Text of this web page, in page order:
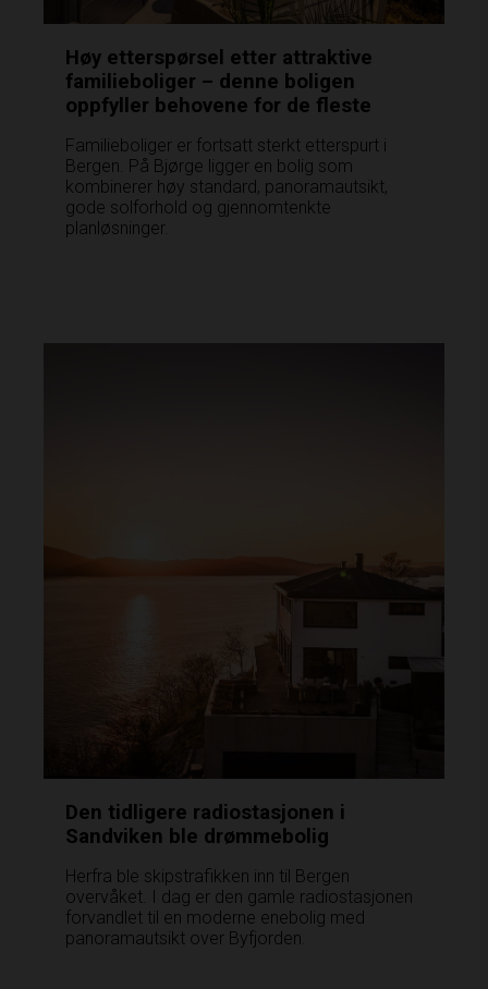
Høy etterspørsel etter attraktive
familieboliger – denne boligen
oppfyller behovene for de fleste
Familieboliger er fortsatt sterkt etterspurt i
Bergen. På Bjørge ligger en bolig som
kombinerer høy standard, panoramautsikt,
gode solforhold og gjennomtenkte
planløsninger.
Den tidligere radiostasjonen i
Sandviken ble drømmebolig
Herfra ble skipstrafikken inn til Bergen
overvåket. I dag er den gamle radiostasjonen
forvandlet til en moderne enebolig med
panoramautsikt over Byfjorden.